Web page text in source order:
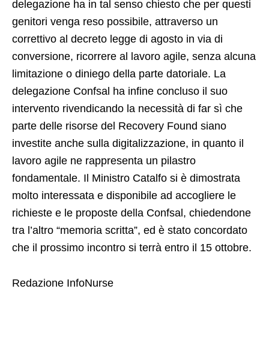
delegazione ha in tal senso chiesto che per questi
genitori venga reso possibile, attraverso un
correttivo al decreto legge di agosto in via di
conversione, ricorrere al lavoro agile, senza alcuna
limitazione o diniego della parte datoriale. La
delegazione Confsal ha infine concluso il suo
intervento rivendicando la necessità di far sì che
parte delle risorse del Recovery Found siano
investite anche sulla digitalizzazione, in quanto il
lavoro agile ne rappresenta un pilastro
fondamentale. Il Ministro Catalfo si è dimostrata
molto interessata e disponibile ad accogliere le
richieste e le proposte della Confsal, chiedendone
tra l’altro “memoria scritta”, ed è stato concordato
che il prossimo incontro si terrà entro il 15 ottobre.
Redazione InfoNurse